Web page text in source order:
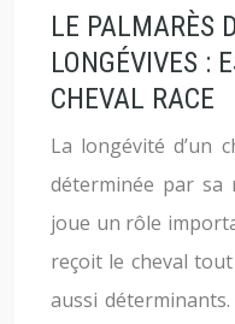
LE PALMARÈS
LONGÉVIVES :
CHEVAL RACE
La longévité d’un
déterminée par sa
joue un rôle
reçoit le cheval
aussi